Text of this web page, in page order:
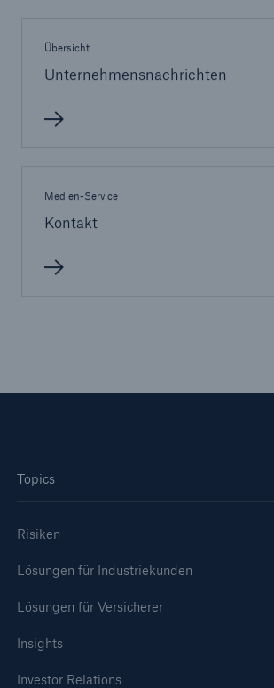
Übersicht
Unternehmensnachrichten
Medien-Service
Kontakt
Topics
Risiken
Lösungen für Industriekunden
Lösungen für Versicherer
Insights
Investor Relations
Geschätzte globale wirtschaftliche
Internetkriminalität
600 bn
US Dollar im Jahr 2018